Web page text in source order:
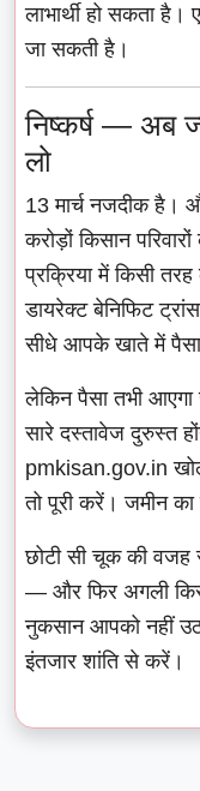
लाभार्थी हो सकता
जा सकती है।
निष्कर्ष — अब
लो
13 मार्च नजदीक है।
करोड़ों किसान
प्रक्रिया में किसी तरह
डायरेक्ट बेनिफिट
सीधे आपके खाते में
लेकिन पैसा तभी आएगा
सारे दस्तावेज दुरुस्त
pmkisan.gov.in
तो पूरी करें। जमीन का
छोटी सी चूक की
— और फिर अगली
नुकसान आपको नहीं
इंतजार शांति से करें।